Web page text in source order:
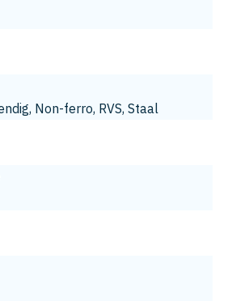
Non-ferro, RVS, Staal